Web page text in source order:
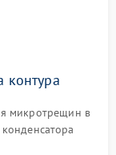
контура
микротрещин в
осушителя и